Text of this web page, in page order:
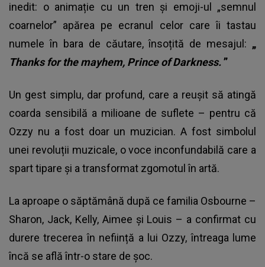
inedit: o animație cu un tren și emoji-ul „semnul
coarnelor” apărea pe ecranul celor care îi tastau
numele în bara de căutare, însoțită de mesajul: „
Thanks for the mayhem, Prince of Darkness.”
Un gest simplu, dar profund, care a reușit să atingă
coarda sensibilă a milioane de suflete – pentru că
Ozzy nu a fost doar un muzician. A fost simbolul
unei revoluții muzicale, o voce inconfundabilă care a
spart tipare și a transformat zgomotul în artă.
La aproape o săptămână după ce familia Osbourne –
Sharon, Jack, Kelly, Aimee și Louis – a confirmat cu
durere trecerea în neființă a lui Ozzy, întreaga lume
încă se află într-o stare de șoc.